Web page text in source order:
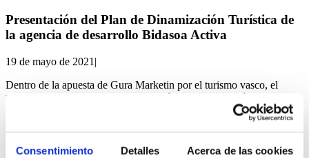
Consentimiento Detalles Acerca de las cookies
Presentación del Plan de Dinamización Turística de
la agencia de desarrollo Bidasoa Activa
19 de mayo de 2021 |
Dentro de la apuesta de Gura Marketin por el turismo vasco, el
pasado 19 de mayo Jon Elzo participó en la presentación del
de la agencia de desarrolloBidasoa
buscan ser
referentes como destinos turísticos inteligentesa nivel de Euskadi
para el año 2025.